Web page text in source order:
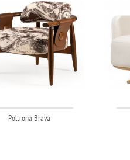
Poltrona Brava